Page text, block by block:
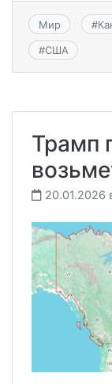
Мир #
#США
​​Трамп
20.01.2026